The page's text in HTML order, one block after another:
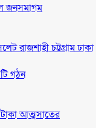
জনসমাগম
রাজশাহীচট্টগ্রামঢাকা
গঠন
আত্মসাতের